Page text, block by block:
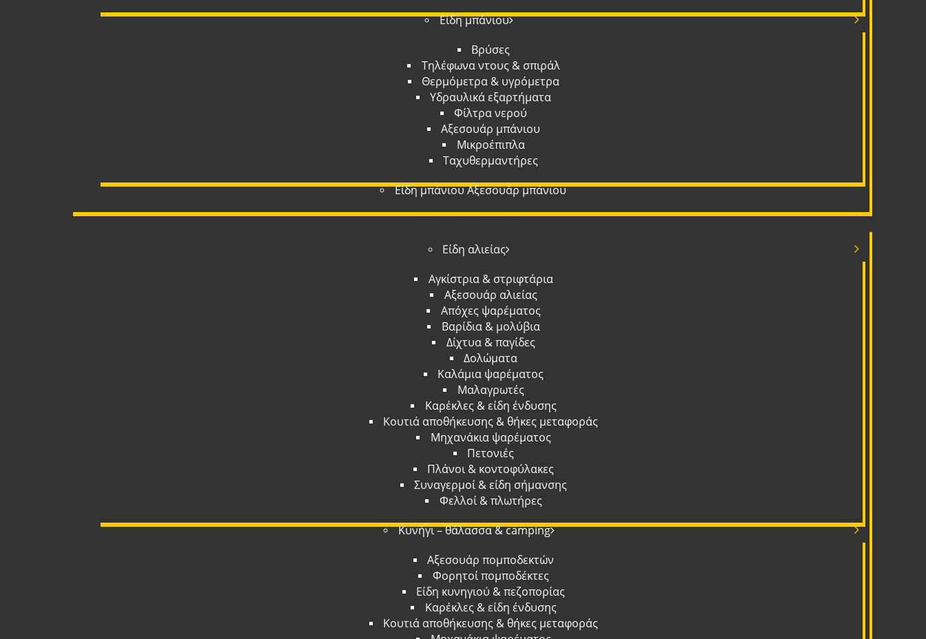
Είδη μπάνιου
Βρύσες
Τηλέφωνα ντους & σπιράλ
Θερμόμετρα & υγρόμετρα
Υδραυλικά εξαρτήματα
Φίλτρα νερού
Αξεσουάρ μπάνιου
Μικροέπιπλα
Ταχυθερμαντήρες
Είδη μπάνιου Αξεσουάρ μπάνιου
ΕΠΟΧΙΑΚΑ & HOBBY
Είδη αλιείας
Αγκίστρια & στριφτάρια
Αξεσουάρ αλιείας
Απόχες ψαρέματος
Βαρίδια & μολύβια
Δίχτυα & παγίδες
Δολώματα
Καλάμια ψαρέματος
Μαλαγρωτές
Καρέκλες & είδη ένδυσης
Κουτιά αποθήκευσης & θήκες μεταφοράς
Μηχανάκια ψαρέματος
Πετονιές
Πλάνοι & κοντοφύλακες
Συναγερμοί & είδη σήμανσης
Φελλοί & πλωτήρες
Κυνήγι – θάλασσα & camping
Αξεσουάρ πομποδεκτών
Φορητοί πομποδέκτες
Είδη κυνηγιού & πεζοπορίας
Καρέκλες & είδη ένδυσης
Κουτιά αποθήκευσης & θήκες μεταφοράς